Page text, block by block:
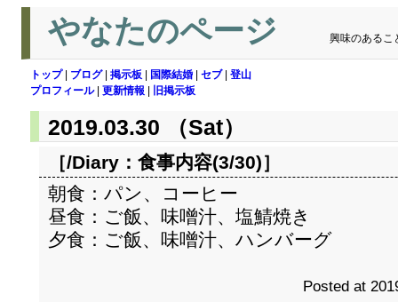
やなたのページ 興味のあるこ
トップ| ブログ| 掲示板 国際結婚 セブ| 登山
プロフィール| 更新情報 旧掲示板
2019.03.30 （Sat）
［/Diary： 食事内容(3/30)］
朝食：パン、コーヒー
昼食：ご飯、味噌汁、塩鯖焼き
夕食：ご飯、味噌汁、ハンバーグ
Posted at